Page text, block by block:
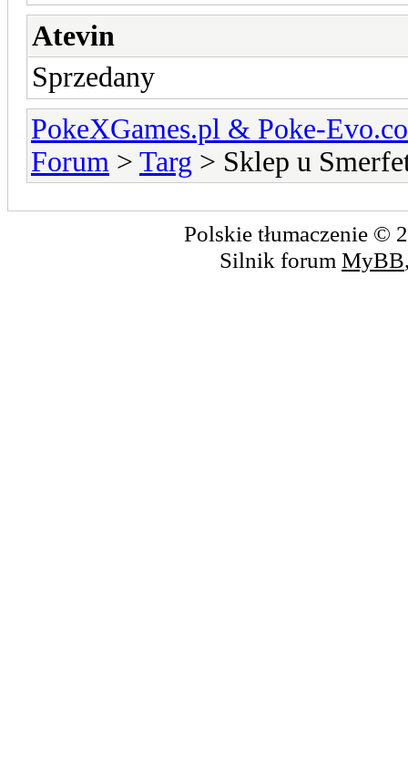
Atevin
Sprzedany
PokeXGames.pl & Poke-
Forum > Targ > Sklep u
Polskie tłumaczenie ©
Silnik forum MyBB